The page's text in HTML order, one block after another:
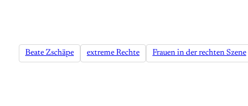
Beate Zschäpe extreme Rechte Frauen in der rechten Szene